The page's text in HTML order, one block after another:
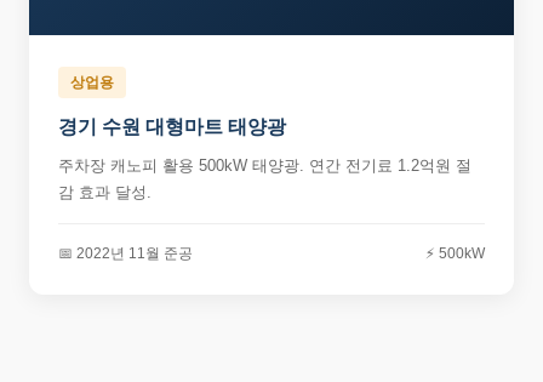
상업용
경기 수원 대형마트 태양광
주차장 캐노피 활용 500kW 태양광. 연간 전기료 1.2억원 절
감 효과 달성.
📅 2022년 11월 준공 ⚡ 500kW